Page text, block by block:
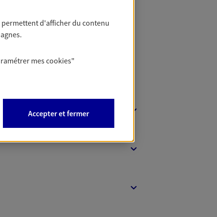
d'afficher du contenu
mescookies"
Accepter et fermer